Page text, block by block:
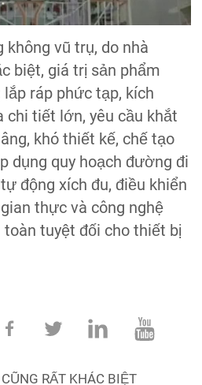
không vũ trụ, do nhà
biệt, giá trị sản phẩm
ráp phức tạp, kích
chi tiết lớn, yêu cầu khắt
khó thiết kế, chế tạo
dụng quy hoạch đường đi
động xích đu, điều khiển
thực và công nghệ
toàn tuyệt đối cho thiết bị
RẤT KHÁC BIỆT